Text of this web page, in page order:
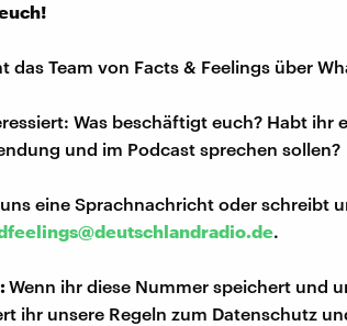
das Team von Facts & Feelings über
Was beschäftigt euch? Habt ihr
und im Podcast sprechen sollen?
eine Sprachnachricht oder schreibt
.
Wenn ihr diese Nummer speichert und
ihr unsere Regeln zum Datenschutz